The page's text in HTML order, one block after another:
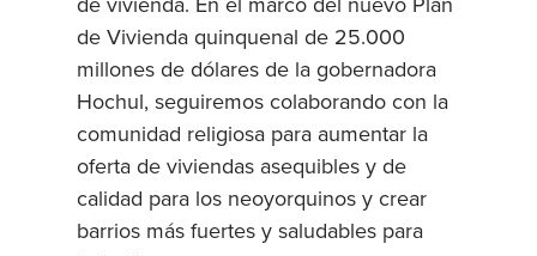
de vivienda. En el marco del nuevo Plan
de Vivienda quinquenal de 25.000
millones de dólares de la gobernadora
Hochul, seguiremos colaborando con la
comunidad religiosa para aumentar la
oferta de viviendas asequibles y de
calidad para los neoyorquinos y crear
barrios más fuertes y saludables para